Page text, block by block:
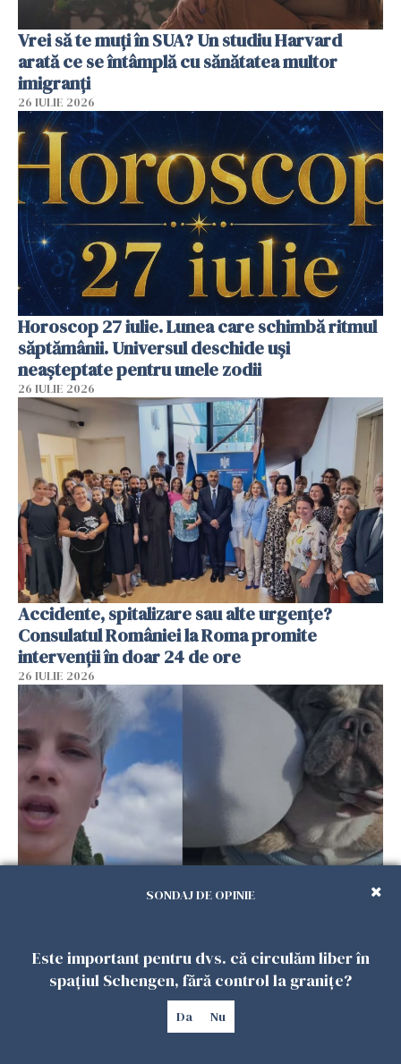
Vrei să te muți în SUA? Un studiu Harvard
arată ce se întâmplă cu sănătatea multor
imigranți
26 IULIE 2026
Horoscop 27 iulie. Lunea care schimbă ritmul
săptămânii. Universul deschide uși
neașteptate pentru unele zodii
26 IULIE 2026
Accidente, spitalizare sau alte urgențe?
Consulatul României la Roma promite
intervenții în doar 24 de ore
26 IULIE 2026
Ce a pățit o româncă în timp ce își plimba
25 IULIE 2026
SONDAJ DE OPINIE
Este important pentru dvs. că circulăm liber în
spațiul Schengen, fără control la granițe?
Da Nu